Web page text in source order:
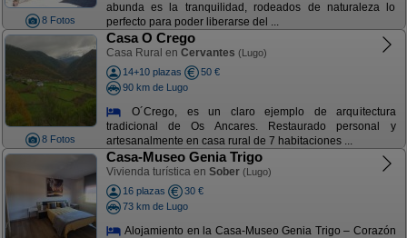
8 Fotos
abunda es la tranquilidad, rodeados de naturaleza lo
perfecto para poder liberarse del ...
8 Fotos
Casa O Crego
Casa Rural en Cervantes (Lugo)
14+10 plazas
50 €
90 km de Lugo
O´Crego, es un claro ejemplo de arquitectura
tradicional de Os Ancares. Restaurado personal y
artesanalmente en casa rural de 7 habitaciones ...
Casa-Museo Genia Trigo
Vivienda turística en Sober (Lugo)
16 plazas
30 €
73 km de Lugo
Alojamiento en la Casa-Museo Genia Trigo – Corazón